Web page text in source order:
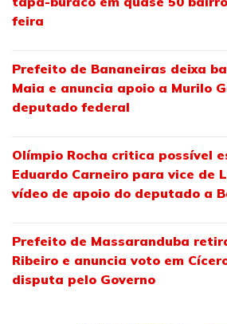
feira
Prefeito de Bananeiras deixa
Maia e anuncia apoio a Murilo
deputado federal
Olímpio Rocha critica possível
Eduardo Carneiro para vice de
vídeo de apoio do deputado a
Prefeito de Massaranduba
Ribeiro e anuncia voto em
disputa pelo Governo